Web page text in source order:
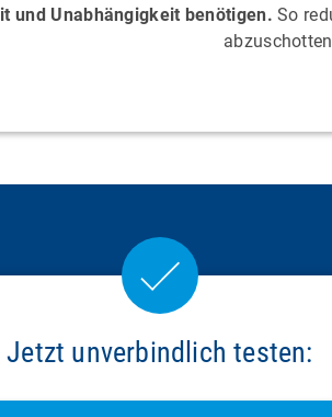
und Unabhängigkeit benötigen. So
Jetzt unverbindlich testen: